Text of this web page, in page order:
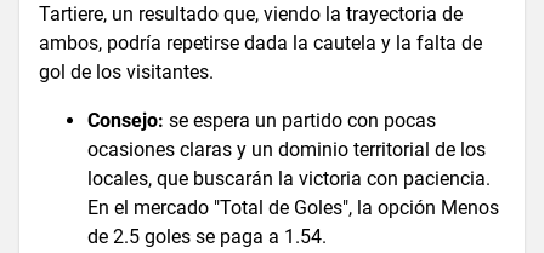
Tartiere, un resultado que, viendo la trayectoria de
ambos, podría repetirse dada la cautela y la falta de
gol de los visitantes.
Consejo: se espera un partido con pocas
ocasiones claras y un dominio territorial de los
locales, que buscarán la victoria con paciencia.
En el mercado "Total de Goles", la opción Menos
de 2.5 goles se paga a 1.54.